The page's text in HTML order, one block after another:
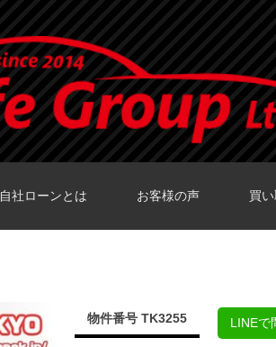
自社ローンとは お客様の声 買
物件番号 TK3255 LINEで